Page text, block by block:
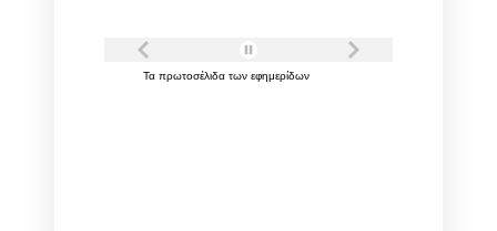
Τα πρωτοσέλιδα των εφημερίδων